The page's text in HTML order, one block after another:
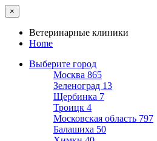
×
Ветеринарные клиники
Home
Выберите город
Москва 865
Зеленоград 13
Щербинка 7
Троицк 4
Московская область 797
Балашиха 50